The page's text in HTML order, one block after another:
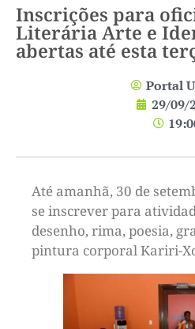
Inscrições para
Literária Arte e
abertas até esta
Portal
29/09/
Até amanhã, 30 de
se inscrever para
desenho, rima, poesia,
pintura corporal Kariri-